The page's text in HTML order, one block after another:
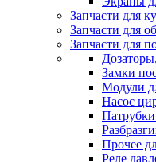
Запчасти для
Запчасти для
Запчасти для
Замки
Модули
Насос
Прочее
Реле